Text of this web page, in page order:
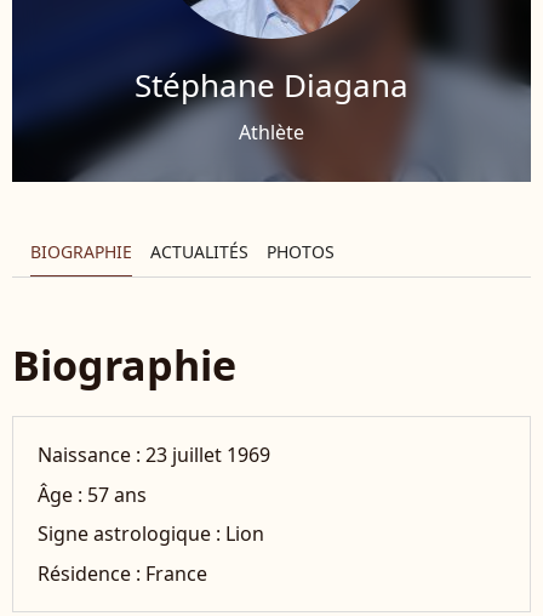
Stéphane Diagana
Athlète
BIOGRAPHIE ACTUALITÉS PHOTOS
Biographie
Naissance :23 juillet 1969
Âge : 57 ans
Signe astrologique : Lion
Résidence : France